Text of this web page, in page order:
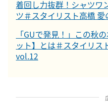
着回し力抜群！シャツワ
ツ＃スタイリスト高橋
「GUで発見！」この秋
ット】とは＃スタイリス
vol.12